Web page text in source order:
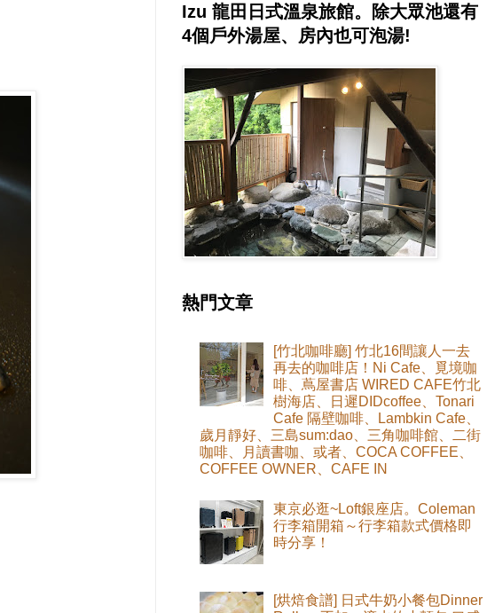
Izu 龍田日式溫泉旅館。除大眾池還有
4個戶外湯屋、房內也可泡湯!
熱門文章
[竹北咖啡廳] 竹北16間讓人一去
再去的咖啡店！Ni Cafe、覓境咖
啡、蔦屋書店 WIRED CAFE竹北
樹海店、日遲DIDcoffee、Tonari
Cafe 隔壁咖啡、Lambkin Cafe、
歲月靜好、三島sum:dao、三角咖啡館、二街
咖啡、月讀書咖、或者、COCA COFFEE、
COFFEE OWNER、CAFE IN
東京必逛~Loft銀座店。Coleman
行李箱開箱～行李箱款式價格即
時分享！
[烘焙食譜] 日式牛奶小餐包Dinner